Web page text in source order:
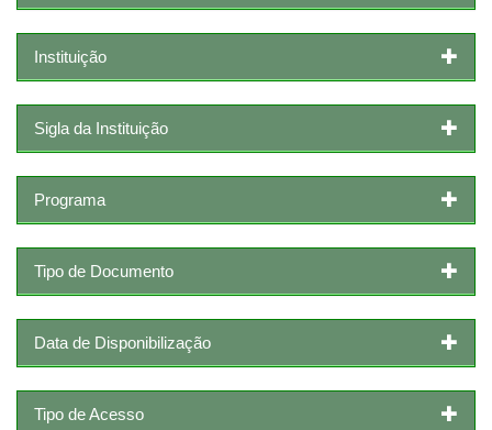
Instituição
Sigla da Instituição
Programa
Tipo de Documento
Data de Disponibilização
Tipo de Acesso